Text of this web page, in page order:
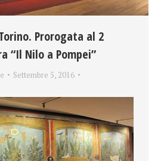
Prorogata al 2
“Il Nilo a Pompei”
Settembre 5, 2016